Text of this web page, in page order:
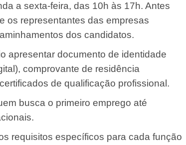
a sexta-feira, das 10h às 17h. Antes
os representantes das empresas
dos candidatos.
apresentar documento de identidade
comprovante de residência
de qualificação profissional.
busca o primeiro emprego até
requisitos específicos para cada função